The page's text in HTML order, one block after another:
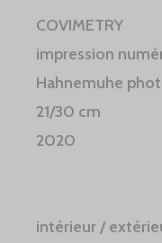
COVIMETRY
impression
Hahnemuhe
21/30 cm
2020
intérieur /